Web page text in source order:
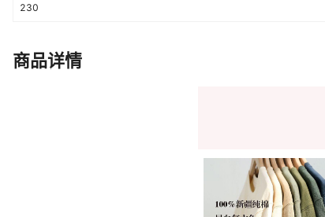
原创设计货源
领标
230
商品详情